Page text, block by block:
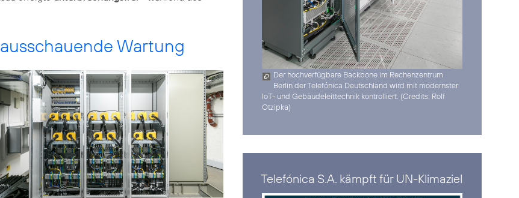
Wartung
Der hochverfügbare Backbone im Rechenzentrum
Berlin der Telefónica Deutschland wird mit modernster
IoT- und Gebäudeleittechnik kontrolliert. (Credits: Rolf
Otzipka)
Telefónica S.A. kämpft für UN-Klimaziel